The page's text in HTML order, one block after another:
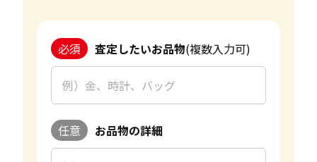
必須 査定したいお品物(複数入力可)
任意 お品物の詳細